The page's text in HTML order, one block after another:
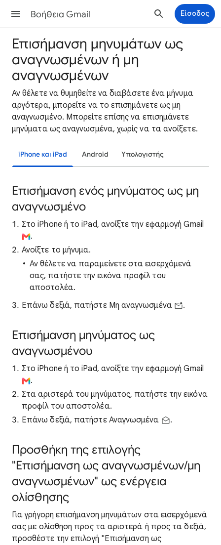
Βοήθεια Gmail Είσοδος
Επισήμανση μηνυμάτων ως
αναγνωσμένων ή μη
αναγνωσμένων
Αν θέλετε να θυμηθείτε να διαβάσετε ένα μήνυμα
αργότερα, μπορείτε να το επισημάνετε ως μη
αναγνωσμένο. Μπορείτε επίσης να επισημάνετε
μηνύματα ως αναγνωσμένα, χωρίς να τα ανοίξετε.
iPhone και iPad Android Υπολογιστής
Επισήμανση ενός μηνύματος ως μη
αναγνωσμένο
Στο iPhone ή το iPad, ανοίξτε την εφαρμογή Gmail
.
Ανοίξτε το μήνυμα.
Αν θέλετε να παραμείνετε στα εισερχόμενά
σας, πατήστε την εικόνα προφίλ του
αποστολέα.
Επάνω δεξιά, πατήστε Μη αναγνωσμένα
.
Επισήμανση μηνύματος ως
αναγνωσμένου
Στο iPhone ή το iPad, ανοίξτε την εφαρμογή Gmail
.
Στα αριστερά του μηνύματος, πατήστε την εικόνα
προφίλ του αποστολέα.
Επάνω δεξιά, πατήστε Αναγνωσμένα
.
Προσθήκη της επιλογής
"Επισήμανση ως αναγνωσμένων/μη
αναγνωσμένων" ως ενέργεια
ολίσθησης
Για γρήγορη επισήμανση μηνυμάτων στα εισερχόμενά
σας με ολίσθηση προς τα αριστερά ή προς τα δεξιά,
προσθέστε την επιλογή "Επισήμανση ως